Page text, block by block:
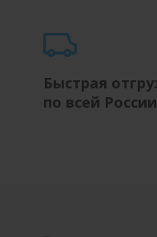
Быстрая
по всей России